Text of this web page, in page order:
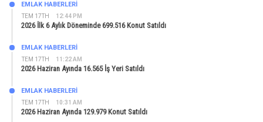
TEM 17TH 12:44 PM
EMLAK HABERLERI
2026 İlk 6 Aylık Döneminde 699.516 Konut Satıldı
TEM 17TH 11:22 AM
EMLAK HABERLERI
2026 Haziran Ayında 16.565 İş Yeri Satıldı
TEM 17TH 10:31 AM
EMLAK HABERLERI
2026 Haziran Ayında 129.979 Konut Satıldı